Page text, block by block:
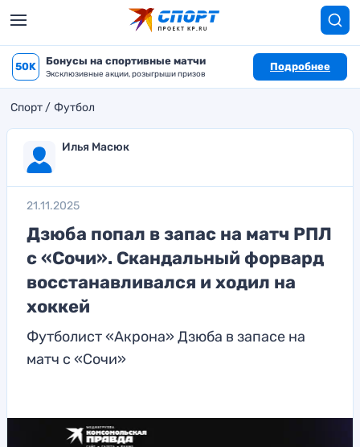
50K Бонусы на спортивные матчи
Эксклюзивные акции, розыгрыши призов
Подробнее
Спорт Футбол
Илья Масюк
21.11.2025
Дзюба попал в запас на матч РПЛ
с «Сочи». Скандальный форвард
восстанавливался и ходил на
хоккей
Футболист «Акрона» Дзюба в запасе на
матч с «Сочи»